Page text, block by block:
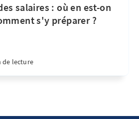
salaires : où en est-on
s'y préparer ?
de lecture